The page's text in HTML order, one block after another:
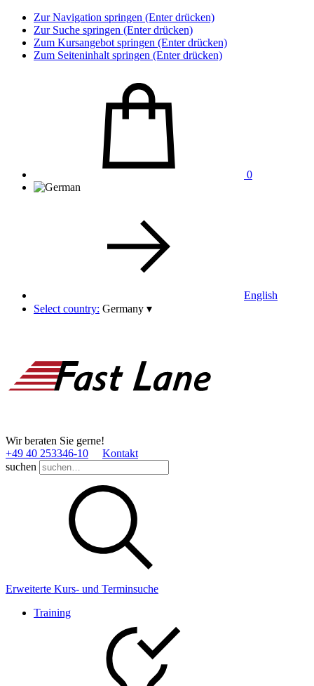
Zur Navigation springen (Enter drücken)
Zur Suche springen (Enter drücken)
Zum Kursangebot springen (Enter drücken)
Zum Seiteninhalt springen (Enter drücken)
0
English
Select country: Germany ▾
Wir beraten Sie gerne!
+49 40 253346­-10
Kontakt
suchen
Erweiterte Kurs- und Terminsuche
Training